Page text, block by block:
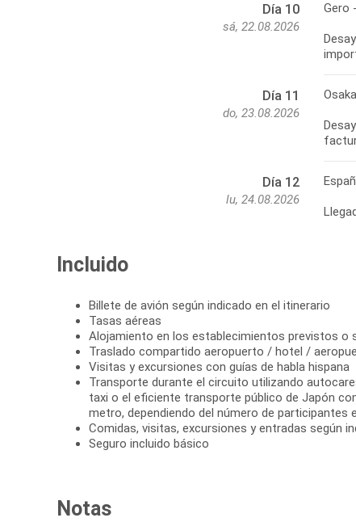
Día 10
sá, 22.08.2026
Gero
Día 11
do, 23.08.2026
Día 12
lu, 24.08.2026
Incluido
Billete de avión según indicado en el itinerario
Tasas aéreas
Alojamiento en los establecimientos previstos o
Traslado compartido aeropuerto / hotel /
Visitas y excursiones con guías de habla hispana
Transporte durante el circuito utilizando
taxi o el eficiente transporte público de Japón
metro, dependiendo del número de participantes
Comidas, visitas, excursiones y entradas según
Seguro incluido básico
Notas